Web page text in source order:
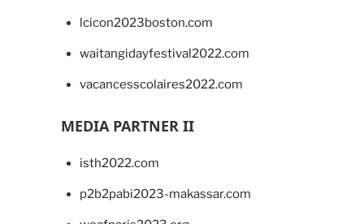
lcicon2023boston.com
waitangidayfestival2022.com
vacancesscolaires2022.com
MEDIA PARTNER II
isth2022.com
p2b2pabi2023-makassar.com